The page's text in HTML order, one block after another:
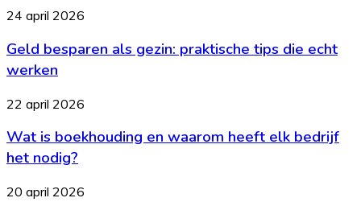
je
weten
Geld
als
gezin:
praktische
die
echt
werken
24 april 2026
Geld besparen als gezin: praktische tips die echt
werken
Wat
boekhouding
en
waarom
22 april 2026
Wat is boekhouding en waarom heeft elk bedrijf
het nodig?
Goedkoop
20 april 2026